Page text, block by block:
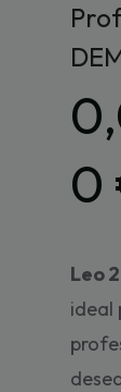
0
Leo 2
ideal